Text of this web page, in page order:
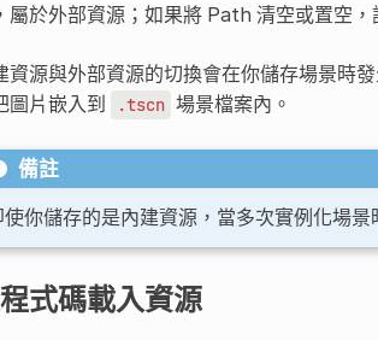
屬於外部資源；如果將 Path 清空或置空，
資源與外部資源的切換會在你儲存場景時
圖片嵌入到
.tscn 場景檔案內。
備註
使你儲存的是內建資源，當多次實例化場
式碼載入資源